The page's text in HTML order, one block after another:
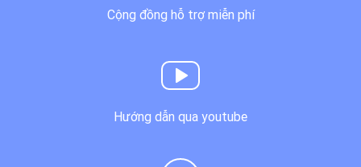
Cộng đồng hỗ trợ miễn phí
Hướng dẫn qua youtube